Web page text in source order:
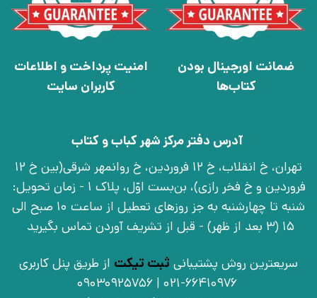
ضمانت اورجینال بودن
کتاب‌ها
امنیت پرداخت و اطلاعات
کاربران سایت
آدرس دفتر مرکز شهر کباب و کتاب
تهران، خ انقلاب، خ 12 فروردین، خ روانمهر شرقی(بین خ 12
فروردین و خ فخر رازی)، بن‌بست اوّل، پلاک 1 - زمان تحویل:
شنبه تا چهارشنبه به جز روزهای تعطیل از ساعت 10 صبح الی
15 (3 بعد از ظهر) - قبل از تشریف آوردن تماس بگیرید
سریعترین روش پشتیبانی ثبت تیکت از طریق پنل کاربری
021-66410976 | 09030925756